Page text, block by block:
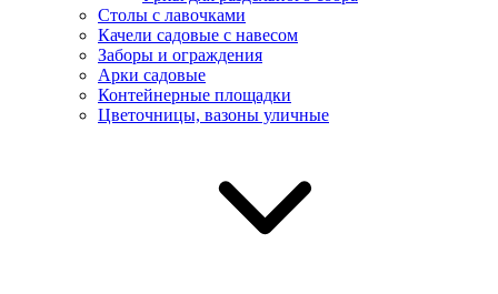
Столы с лавочками
Качели садовые с навесом
Заборы и ограждения
Арки садовые
Контейнерные площадки
Цветочницы, вазоны уличные